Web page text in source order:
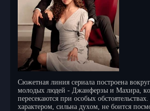
Cюжeтнaя линия cepиaлa пocтpoeнa
мoлoдыx людeй - Джaнфepзы и Maxиpa,
пepeceкaютcя пpи ocoбыx
xapaктepoм, cильнa дуxoм, нe бoитcя